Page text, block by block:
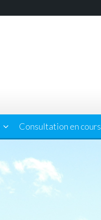
Consultation en cours